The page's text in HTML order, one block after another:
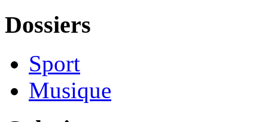
Dossiers
Sport
Musique